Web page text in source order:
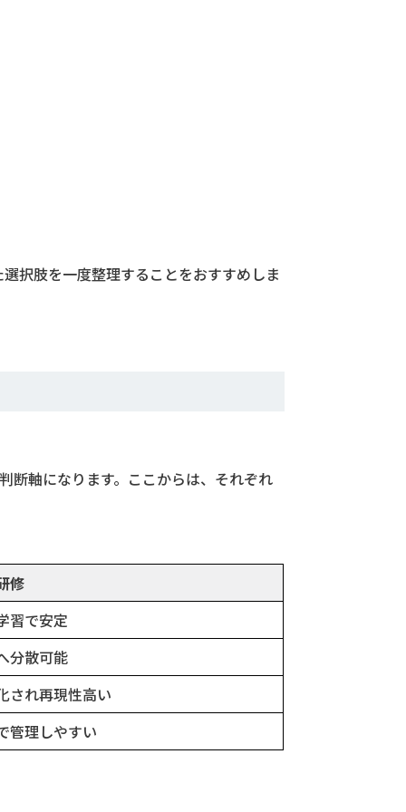
択肢を一度整理することをおすすめしま
断軸になります。ここからは、それぞれ
修
習で安定
分散可能
され再現性高い
管理しやすい